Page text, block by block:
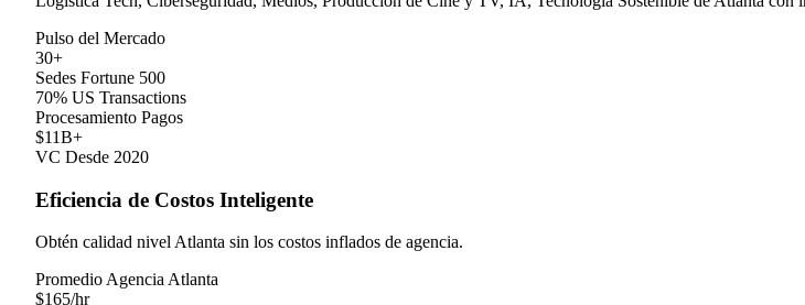
Pulso del Mercado
30+
Sedes Fortune 500
70% US Transactions
Procesamiento Pagos
$11B+
VC Desde 2020
Eficiencia de Costos Inteligente
Obtén calidad nivel Atlanta sin los costos inflados de agencia.
Promedio Agencia Atlanta
$165/hr